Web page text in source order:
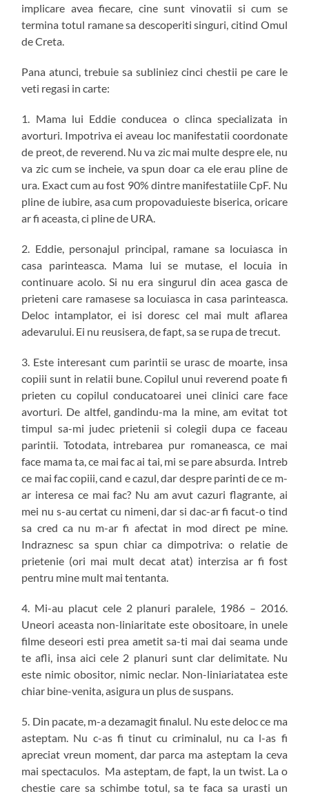
implicare avea fiecare, cine sunt vinovatii si cum se
termina totul ramane sa descoperiti singuri, citind Omul
de Creta.
Pana atunci, trebuie sa subliniez cinci chestii pe care le
veti regasi in carte:
1. Mama lui Eddie conducea o clinca specializata in
avorturi. Impotriva ei aveau loc manifestatii coordonate
de preot, de reverend. Nu va zic mai multe despre ele, nu
va zic cum se incheie, va spun doar ca ele erau pline de
ura. Exact cum au fost 90% dintre manifestatiile CpF. Nu
pline de iubire, asa cum propovaduieste biserica, oricare
ar fi aceasta, ci pline de URA.
2. Eddie, personajul principal, ramane sa locuiasca in
casa parinteasca. Mama lui se mutase, el locuia in
continuare acolo. Si nu era singurul din acea gasca de
prieteni care ramasese sa locuiasca in casa parinteasca.
Deloc intamplator, ei isi doresc cel mai mult aflarea
adevarului. Ei nu reusisera, de fapt, sa se rupa de trecut.
3. Este interesant cum parintii se urasc de moarte, insa
copiii sunt in relatii bune. Copilul unui reverend poate fi
prieten cu copilul conducatoarei unei clinici care face
avorturi. De altfel, gandindu-ma la mine, am evitat tot
timpul sa-mi judec prietenii si colegii dupa ce faceau
parintii. Totodata, intrebarea pur romaneasca, ce mai
face mama ta, ce mai fac ai tai, mi se pare absurda. Intreb
ce mai fac copiii, cand e cazul, dar despre parinti de ce m-
ar interesa ce mai fac? Nu am avut cazuri flagrante, ai
mei nu s-au certat cu nimeni, dar si dac-ar fi facut-o tind
sa cred ca nu m-ar fi afectat in mod direct pe mine.
Indraznesc sa spun chiar ca dimpotriva: o relatie de
prietenie (ori mai mult decat atat) interzisa ar fi fost
pentru mine mult mai tentanta.
4. Mi-au placut cele 2 planuri paralele, 1986 – 2016.
Uneori aceasta non-liniaritate este obositoare, in unele
filme deseori esti prea ametit sa-ti mai dai seama unde
te afli, insa aici cele 2 planuri sunt clar delimitate. Nu
este nimic obositor, nimic neclar. Non-liniariatatea este
chiar bine-venita, asigura un plus de suspans.
5. Din pacate, m-a dezamagit finalul. Nu este deloc ce ma
asteptam. Nu c-as fi tinut cu criminalul, nu ca l-as fi
apreciat vreun moment, dar parca ma asteptam la ceva
mai spectaculos. Ma asteptam, de fapt, la un twist. La o
chestie care sa schimbe totul, sa te faca sa urasti un